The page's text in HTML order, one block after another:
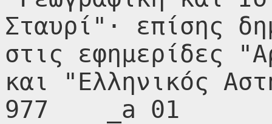
Σταυρί"· επίσης
στις εφημερίδες
και "Ελληνικός
977    _a 01